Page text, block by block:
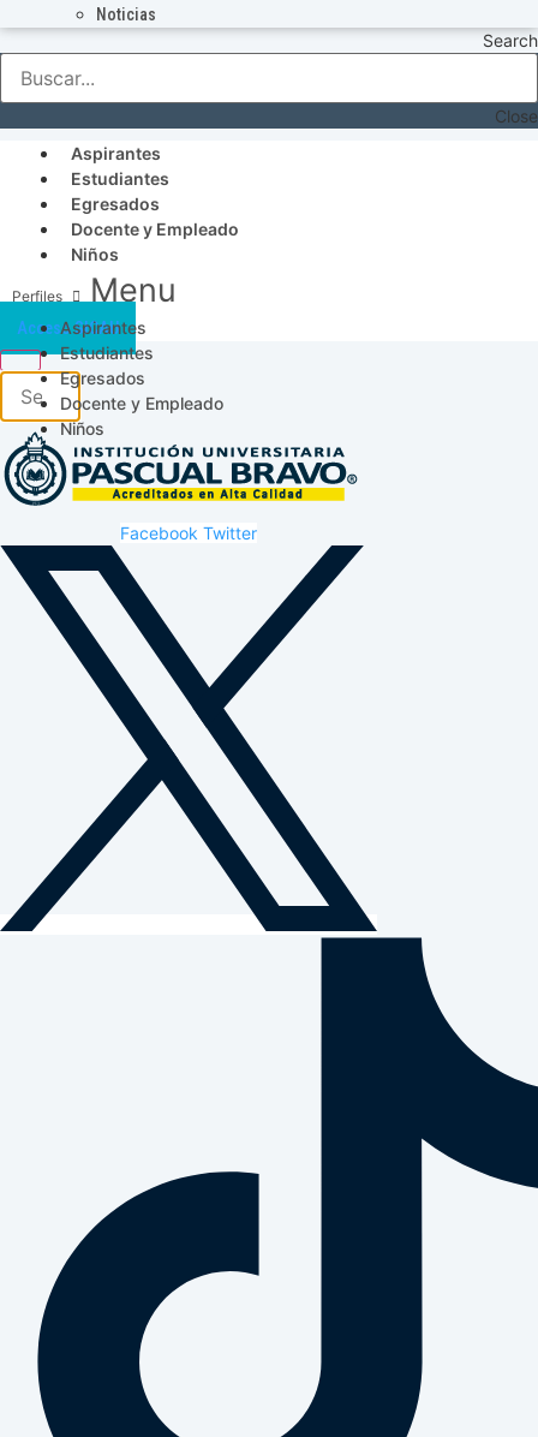
Noticias
Search
Close
Aspirantes
Estudiantes
Egresados
Docente y Empleado
Niños
Menu
Aspirantes
Estudiantes
Egresados
Docente y Empleado
Niños
Acceso SICAU
Facebook Twitter